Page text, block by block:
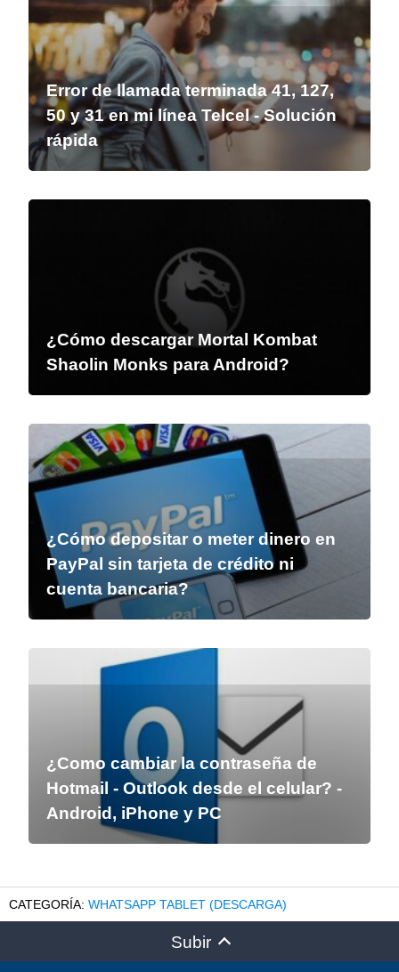
Error de llamada terminada 41, 127,
50 y 31 en mi línea Telcel - Solución
rápida
¿Cómo descargar Mortal Kombat
Shaolin Monks para Android?
¿Cómo depositar o meter dinero en
PayPal sin tarjeta de crédito ni
cuenta bancaria?
¿Como cambiar la contraseña de
Hotmail - Outlook desde el celular? -
Android, iPhone y PC
WHATSAPP TABLET (DESCARGA)
Subir